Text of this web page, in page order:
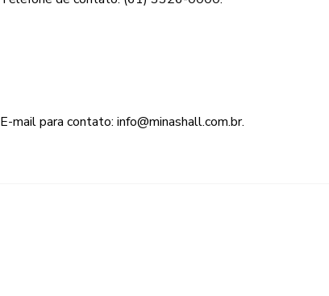
E-mail para contato: info@minashall.com.br.